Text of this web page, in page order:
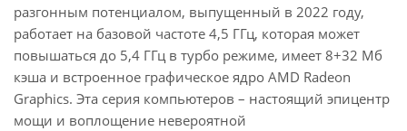
разгонным потенциалом, выпущенный в 2022 году,
работает на базовой частоте 4,5 ГГц, которая может
повышаться до 5,4 ГГц в турбо режиме, имеет 8+32 Мб
кэша и встроенное графическое ядро AMD Radeon
Graphics. Эта серия компьютеров – настоящий эпицентр
мощи и воплощение невероятной